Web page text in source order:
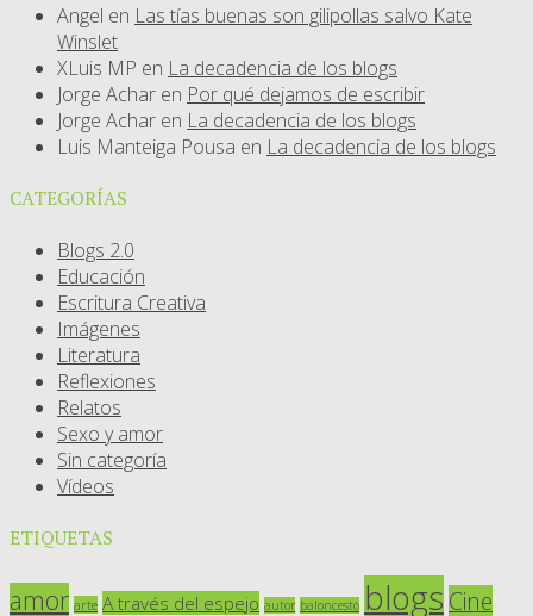
Angel en Las tías buenas son gilipollas salvo Kate
Winslet
XLuis MP en La decadencia de los blogs
Jorge Achar en Por qué dejamos de escribir
Jorge Achar en La decadencia de los blogs
Luis Manteiga Pousa en La decadencia de los blogs
CATEGORÍAS
Blogs 2.0
Educación
Escritura Creativa
Imágenes
Literatura
Reflexiones
Relatos
Sexo y amor
Sin categoría
Vídeos
ETIQUETAS
amor arte A través del espejo autor baloncesto blogs Cine